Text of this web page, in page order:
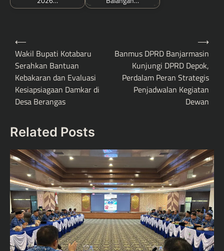
Post
navigation
⟵
Wakil Bupati Kotabaru
Serahkan Bantuan
Kebakaran dan Evaluasi
Kesiapsiagaan Damkar di
Desa Berangas
Banmus DPRD Banjarmasin
Kunjungi DPRD Depok,
Perdalam Peran Strategis
Penjadwalan Kegiatan
Dewan
⟶
Related Posts